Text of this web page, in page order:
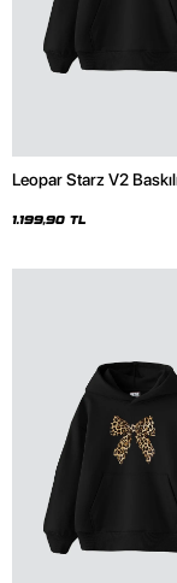
Leopar Starz V2
1.199,90 TL